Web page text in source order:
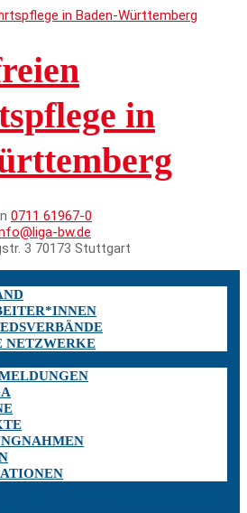
in
0711 61967-0
bw.de
3 70173 Stuttgart
NETZWERKE